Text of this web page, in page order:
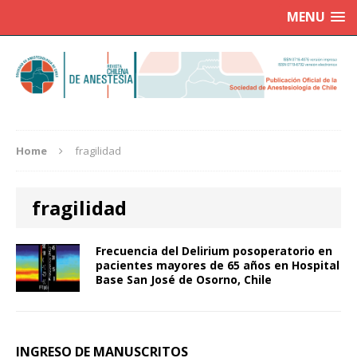
MENU
Home fragilidad
fragilidad
Frecuencia del Delirium posoperatorio en
pacientes mayores de 65 años en Hospital
Base San José de Osorno, Chile
INGRESO DE MANUSCRITOS